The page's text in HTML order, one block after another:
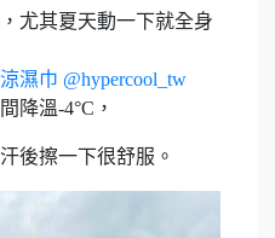
尤其夏天動一下就全身
濕巾 @hypercool_tw
降溫-4°C，
後擦一下很舒服。